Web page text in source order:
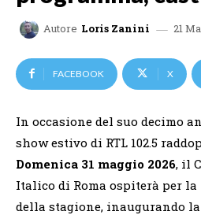
Autore Loris Zanini 21
FACEBOOK X
In occasione del suo decimo
show estivo di RTL 102.5
Domenica 31 maggio 2026, il
Italico di Roma ospiterà per
della stagione, inaugurando